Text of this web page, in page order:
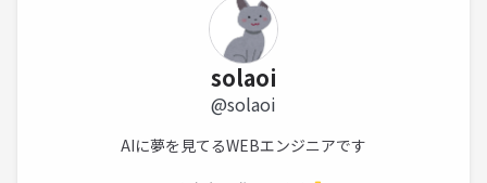
solaoi
@solaoi
AIに夢を見てるWEBエンジニアです